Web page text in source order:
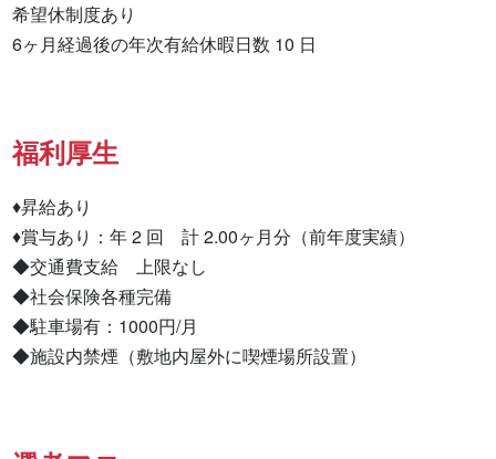
希望休制度あり
6ヶ月経過後の年次有給休暇日数 10 日
福利厚生
♦昇給あり
♦賞与あり：年 2 回　計 2.00ヶ月分（前年度実績）
◆交通費支給　上限なし
◆社会保険各種完備
◆駐車場有：1000円/月
◆施設内禁煙（敷地内屋外に喫煙場所設置）